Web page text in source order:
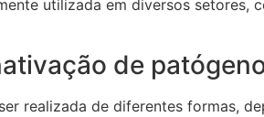
utilizada em diversos
de
realizada de diferentes formas,